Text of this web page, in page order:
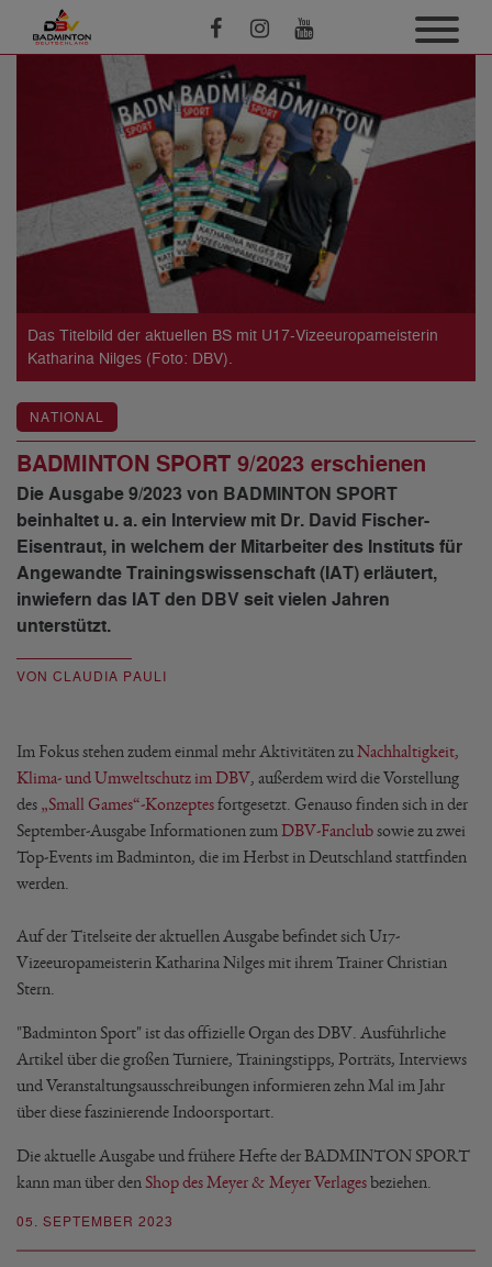
Das Titelbild der aktuellen BS mit U17-Vizeeuropameisterin
Katharina Nilges (Foto: DBV).
05. SEPTEMBER 2023
NATIONAL
BADMINTON SPORT 9/2023 erschienen
Die Ausgabe 9/2023 von BADMINTON SPORT
beinhaltet u. a. ein Interview mit Dr. David Fischer-
Eisentraut, in welchem der Mitarbeiter des Instituts für
Angewandte Trainingswissenschaft (IAT) erläutert,
inwiefern das IAT den DBV seit vielen Jahren
unterstützt.
VON CLAUDIA PAULI
Im Fokus stehen zudem einmal mehr Aktivitäten zu Nachhaltigkeit,
Klima- und Umweltschutz im DBV, außerdem wird die Vorstellung
des „Small Games“-Konzeptesfortgesetzt. Genauso finden sich in der
September-Ausgabe Informationen zum DBV-Fanclubsowie zu zwei
Top-Events im Badminton, die im Herbst in Deutschland stattfinden
werden.
Auf der Titelseite der aktuellen Ausgabe befindet sich U17-
Vizeeuropameisterin Katharina Nilges mit ihrem Trainer Christian
Stern.
"Badminton Sport" ist das offizielle Organ des DBV. Ausführliche
Artikel über die großen Turniere, Trainingstipps, Porträts, Interviews
und Veranstaltungsausschreibungen informieren zehn Mal im Jahr
über diese faszinierende Indoorsportart.
Die aktuelle Ausgabe und frühere Hefte der BADMINTON SPORT
kann man über den Shop des Meyer & Meyer Verlagesbeziehen.